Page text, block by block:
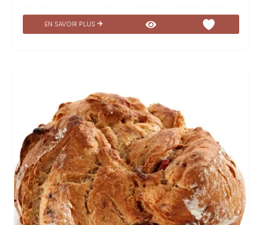
avec soin et passion. La ficelle 5 graines est un délice
pour les papilles, avec son mélange de saveurs et sa
EN SAVOIR PLUS